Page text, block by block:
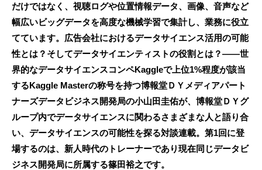
だけではなく、視聴ログや位置情報データ、画像、音声など
幅広いビッグデータを高度な機械学習で集計し、業務に役立
てています。広告会社におけるデータサイエンス活用の可能
性とは？そしてデータサイエンティストの役割とは？――世
界的なデータサイエンスコンペKaggleで上位1%程度が該当
するKaggle Masterの称号を持つ博報堂ＤＹメディアパート
ナーズデータビジネス開発局の小山田圭佑が、博報堂ＤＹグ
ループ内でデータサイエンスに関わるさまざまな人と語り合
い、データサイエンスの可能性を探る対談連載。第1回に登
場するのは、新人時代のトレーナーであり現在同じデータビ
ジネス開発局に所属する篠田裕之です。